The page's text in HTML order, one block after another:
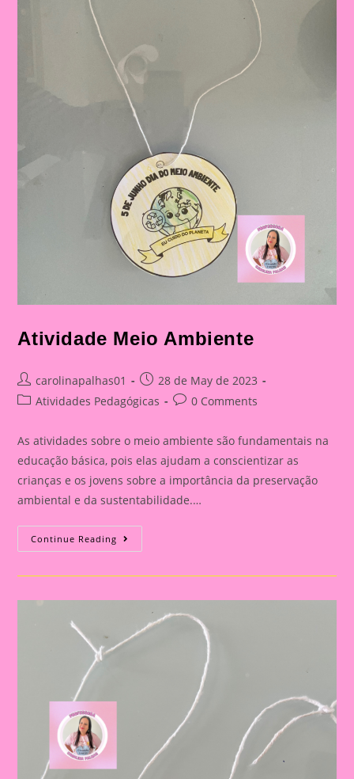
Atividade Meio Ambiente
Post
author:
carolinapalhas01
Post
published:
28 de May de 2023
PostAtividades Pedagógicas
Post0 Comments
As atividades sobre o meio ambiente são fundamentais na
educação básica, pois elas ajudam a conscientizar as
crianças e os jovens sobre a importância da preservação
ambiental e da sustentabilidade.…
Continue Reading Atividade
Meio